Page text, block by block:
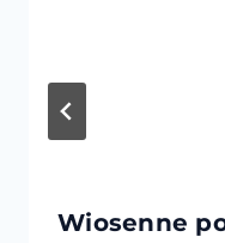
Wiosenne